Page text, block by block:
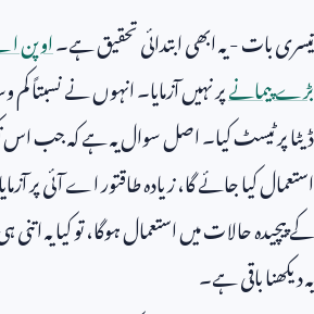
تیسری بات - یہ ابھی ابتدائی تحقیق ہے۔اوپن
بڑے پیمانےپر نہیں آزمایا۔ انہوں نے نسبتاً
ڈیٹا پر ٹیسٹ کیا۔ اصل سوال یہ ہے کہ جب اس
استعمال کیا جائے گا، زیادہ طاقتور اے آئی پر
کے پیچیدہ حالات میں استعمال ہوگا، تو کیا یہ
یہ دیکھنا باقی ہے۔